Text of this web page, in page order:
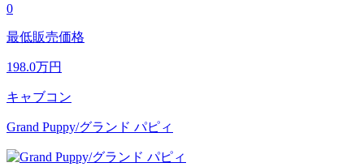
0
最低販売価格
198.0万円
キャブコン
Grand Puppy/グランド パピィ